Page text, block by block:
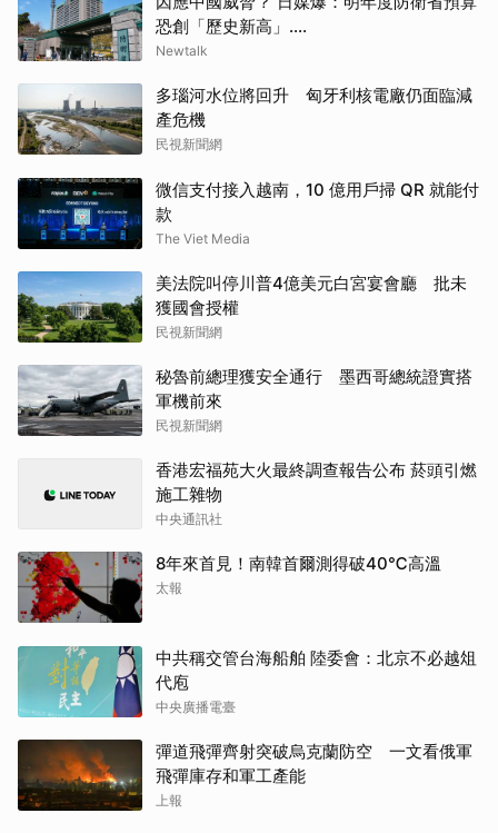
恐創「歷史新高」....
Newtalk
多瑙河水位將回升 匈牙利核電廠仍面臨減
產危機
民視新聞網
微信支付接入越南，10 億用戶掃 QR 就能付
款
The Viet Media
美法院叫停川普4億美元白宮宴會廳 批未
獲國會授權
民視新聞網
秘魯前總理獲安全通行 墨西哥總統證實搭
軍機前來
民視新聞網
香港宏福苑大火最終調查報告公布 菸頭引燃
施工雜物
中央通訊社
8年來首見！南韓首爾測得破40℃高溫
太報
中共稱交管台海船舶 陸委會：北京不必越俎
代庖
中央廣播電臺
彈道飛彈齊射突破烏克蘭防空 一文看俄軍
飛彈庫存和軍工產能
上報